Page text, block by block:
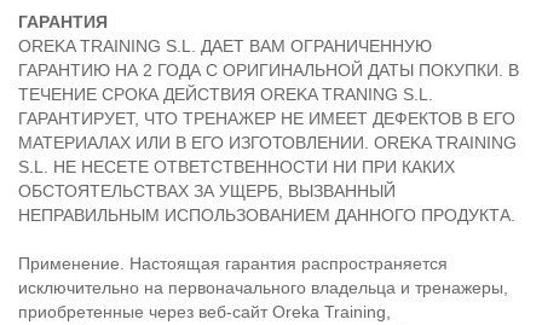
ГАРАНТИЯ
OREKA TRAINING S.L. ДАЕТ ВАМ ОГРАНИЧЕННУЮ
ГАРАНТИЮ НА 2 ГОДА С ОРИГИНАЛЬНОЙ ДАТЫ ПОКУПКИ. В
ТЕЧЕНИЕ СРОКА ДЕЙСТВИЯ OREKA TRANING S.L.
ГАРАНТИРУЕТ, ЧТО ТРЕНАЖЕР НЕ ИМЕЕТ ДЕФЕКТОВ В ЕГО
МАТЕРИАЛАХ ИЛИ В ЕГО ИЗГОТОВЛЕНИИ. OREKA TRAINING
S.L. НЕ НЕСЕТЕ ОТВЕТСТВЕННОСТИ НИ ПРИ КАКИХ
ОБСТОЯТЕЛЬСТВАХ ЗА УЩЕРБ, ВЫЗВАННЫЙ
НЕПРАВИЛЬНЫМ ИСПОЛЬЗОВАНИЕМ ДАННОГО ПРОДУКТА.
Применение. Настоящая гарантия распространяется
исключительно на первоначального владельца и тренажеры,
приобретенные через веб-сайт Oreka Training,